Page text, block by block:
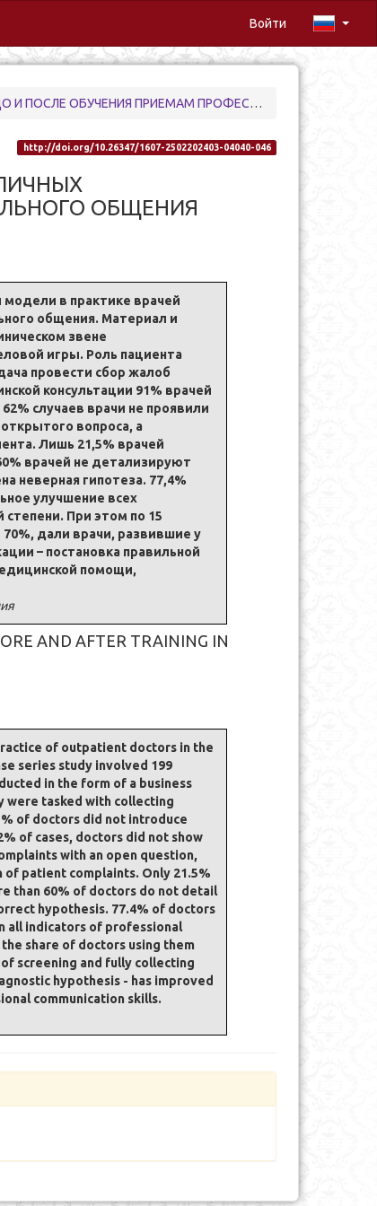
Войти
ПРИЕМАМ ПРОФЕССИОНАЛЬНОГО ОБЩЕНИЯ
http://doi.org/10.26347/1607-2502202403-04040-046
ОБЩЕНИЯ
в практике врачей
общения. Материал и
звене
игры. Роль пациента
провести сбор жалоб
консультации 91% врачей
случаев врачи не проявили
вопроса, а
Лишь 21,5% врачей
врачей не детализируют
неверная гипотеза. 77,4%
улучшение всех
При этом по 15
дали врачи, развившие у
– постановка правильной
помощи,
AND AFTER TRAINING IN
of outpatient doctors in the
series study involved 199
in the form of a business
were tasked with collecting
of doctors did not introduce
of cases, doctors did not show
with an open question,
patient complaints. Only 21.5%
than 60% of doctors do not detail
hypothesis. 77.4% of doctors
all indicators of professional
share of doctors using them
screening and fully collecting
hypothesis - has improved
communication skills.